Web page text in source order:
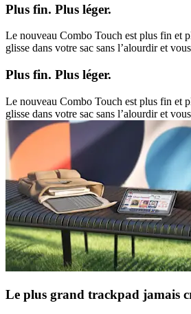
Plus fin. Plus léger.
Le nouveau Combo Touch est plus fin et
glisse dans votre sac sans l’alourdir et
Plus fin. Plus léger.
Le nouveau Combo Touch est plus fin et
glisse dans votre sac sans l’alourdir et
Le plus grand trackpad jamais